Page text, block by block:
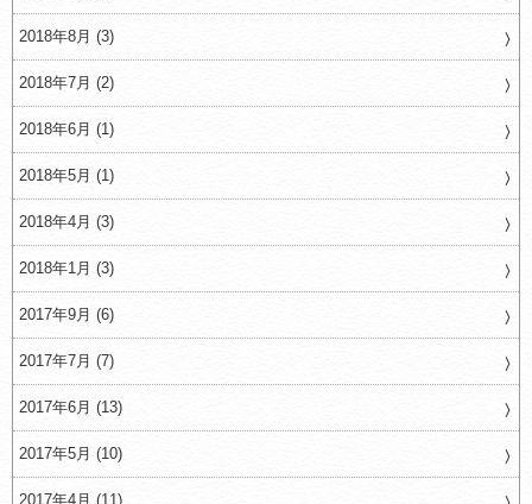
2018年8月 (3)
2018年7月 (2)
2018年6月 (1)
2018年5月 (1)
2018年4月 (3)
2018年1月 (3)
2017年9月 (6)
2017年7月 (7)
2017年6月 (13)
2017年5月 (10)
2017年4月 (11)